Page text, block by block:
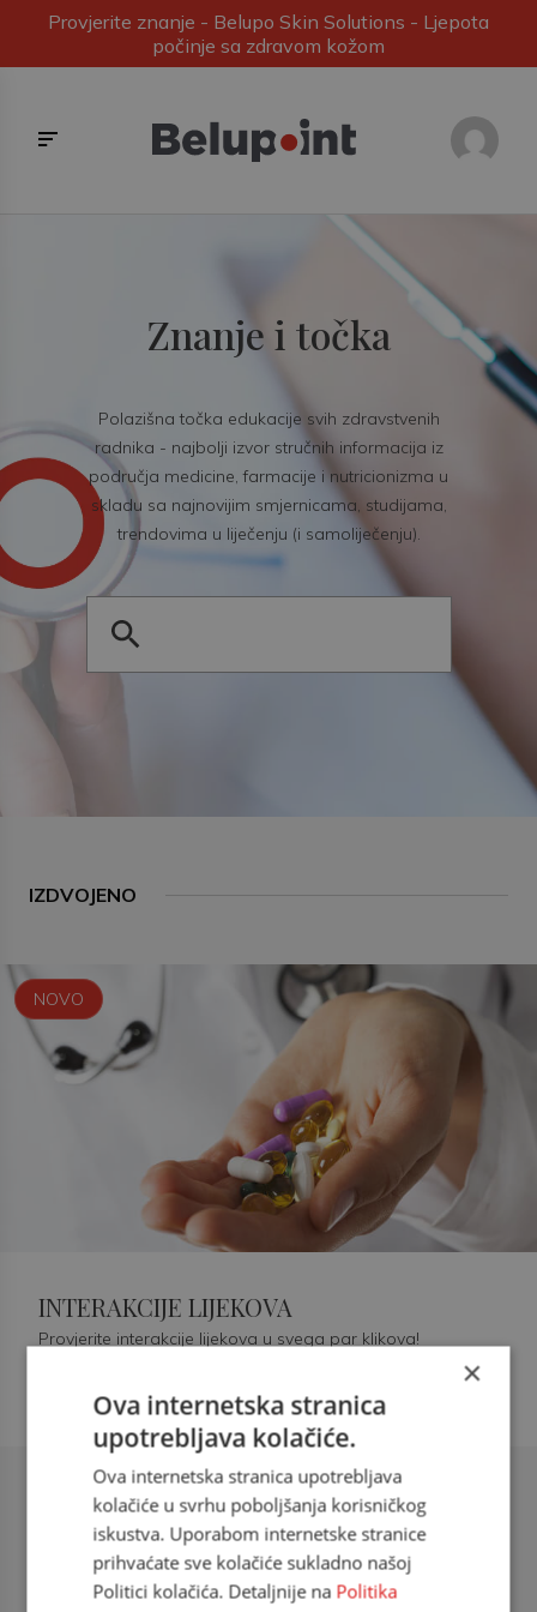
Provjerite znanje - Belupo Skin Solutions - Ljepota
počinje sa zdravom kožom
Znanje i točka
Polazišna točka edukacije svih zdravstvenih
radnika - najbolji izvor stručnih informacija iz
područja medicine, farmacije i nutricionizma u
skladu sa najnovijim smjernicama, studijama,
trendovima u liječenju (i samoliječenju).
IZDVOJENO
Šećerna bolest tip 2 = kardiovaskularna
doc. dr. sc. Višnja Kokić Maleš,
dr.med., specijalististica
NOVO
INTERAKCIJE LIJEKOVA
Provjerite interakcije lijekova u svega par klikova!
×
Ova internetska stranica
upotrebljava kolačiće.
Ova internetska stranica upotrebljava
kolačiće u svrhu poboljšanja korisničkog
iskustva. Uporabom internetske stranice
prihvaćate sve kolačiće sukladno našoj
Politici kolačića. Detaljnije na Politika